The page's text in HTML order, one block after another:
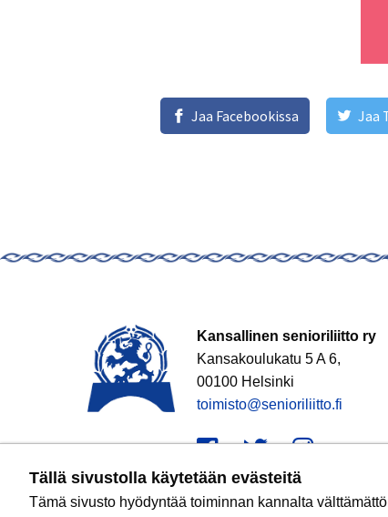
Tällä sivustolla käytetään evästeitä
Tämä sivusto hyödyntää toiminnan kannalta
Jaa Facebookissa Jaa
Kansallinen senioriliitto ry
Kansakoulukatu 5 A 6,
00100 Helsinki
toimisto@senioriliitto.fi
Facebook
Twitter